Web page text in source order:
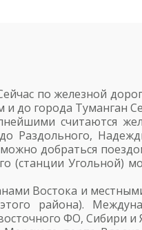
по железной
и до города Туманган
считаются
Раздольного,
добраться
(станции Угольной)
Востока и
района).
ФО, Сибири и